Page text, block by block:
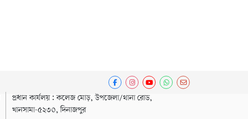
প্রধান কার্যলয় : কলেজ মোড়, উপজেলা/থানা রোড,
খানসামা-৫২৩০, দিনাজপুর